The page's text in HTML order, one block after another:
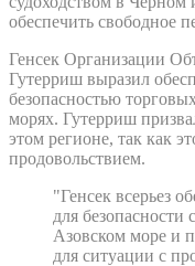
обеспечить свободное
Генсек Организации
Гутерриш выразил
безопасностью
морях. Гутерриш
этом регионе, так как
продовольствием.
"Генсек всерьез
для безопасности
Азовском море и
для ситуации с